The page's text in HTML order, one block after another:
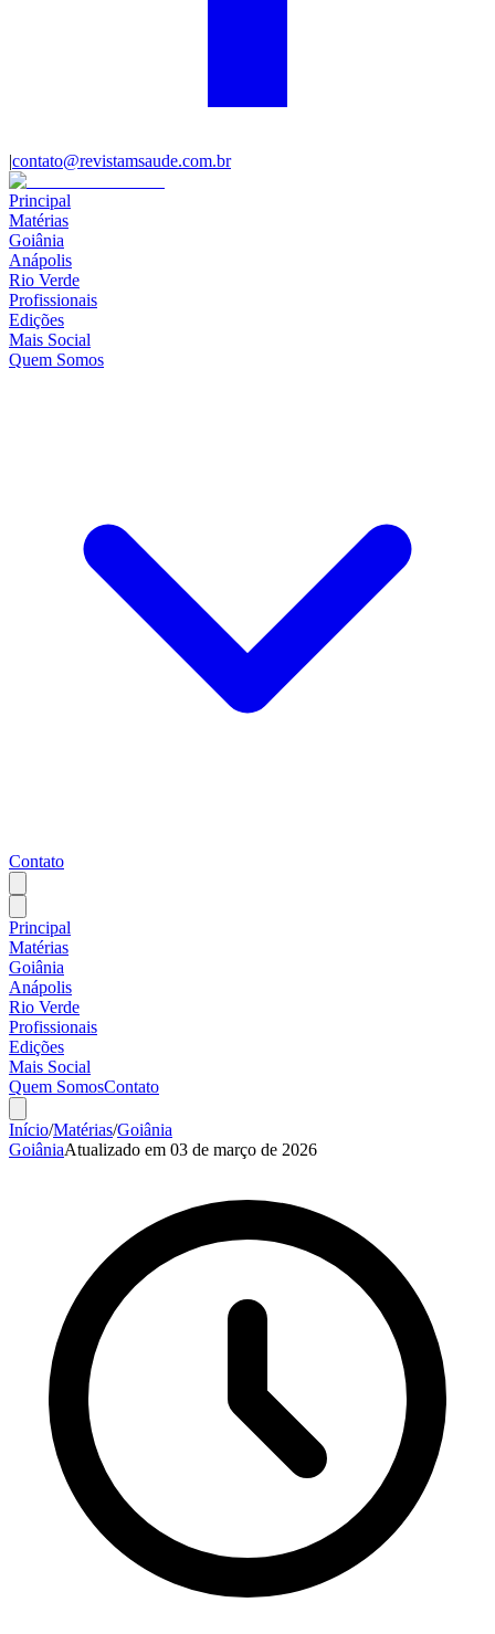
|contato@revistamsaude.com.br
Principal
Matérias
Goiânia
Anápolis
Rio Verde
Profissionais
Edições
Mais Social
Quem Somos
Contato
Principal
Matérias
Goiânia
Anápolis
Rio Verde
Profissionais
Edições
Mais Social
Quem SomosContato
Início/Matérias/Goiânia
GoiâniaAtualizado em 03 de março de 2026